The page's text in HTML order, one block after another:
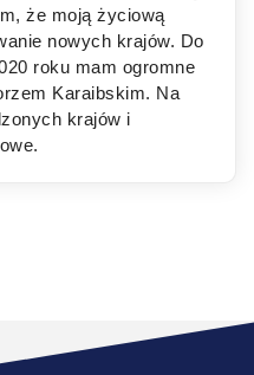
że moją życiową
nowych krajów. Do
roku mam ogromne
Karaibskim. Na
krajów i